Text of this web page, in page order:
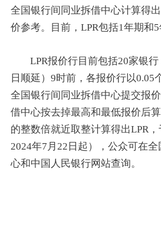
全国银行间同业拆借中心计算得
价参考。目前，LPR包括1年期和5
LPR报价行目前包括20家银
日顺延）9时前，各报价行以0.05
全国银行间同业拆借中心提交报
借中心按去掉最高和最低报价后
的整数倍就近取整计算得出LPR
2024年7月22日起），公众可在
心和中国人民银行网站查询。